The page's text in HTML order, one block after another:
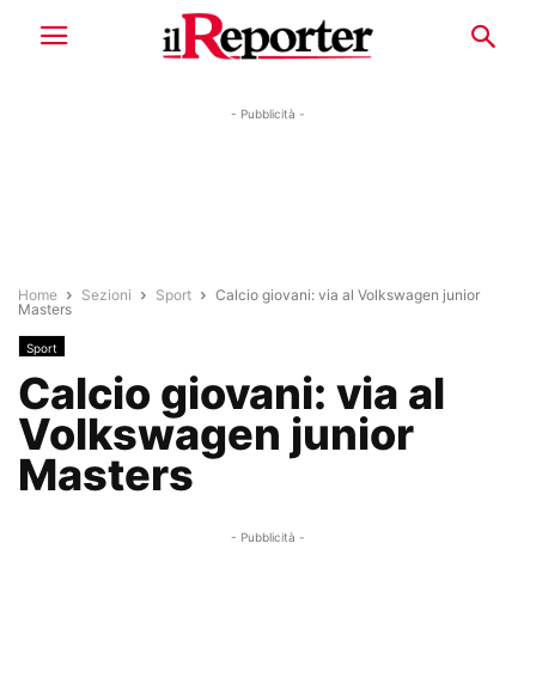
- Pubblicità -
Home Sezioni Sport
Calcio giovani: via al Volkswagen junior
Masters
Sport
Calcio giovani: via al
Volkswagen junior
Masters
- Pubblicità -